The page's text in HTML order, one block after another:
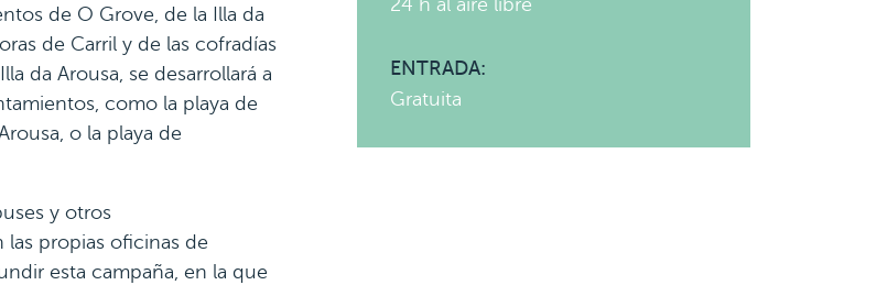
de O Grove, de la Illa da
de Carril y de las cofradías
da Arousa, se desarrollará a
como la playa de
o la playa de
y otros
propias oficinas de
esta campaña, en la que
24 h al aire libre
ENTRADA:
Gratuita